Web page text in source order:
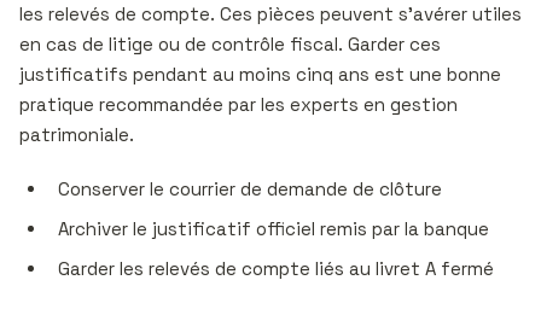
les relevés de compte. Ces pièces peuvent s’avérer utiles
en cas de litige ou de contrôle fiscal. Garder ces
justificatifs pendant au moins cinq ans est une bonne
pratique recommandée par les experts en gestion
patrimoniale.
Conserver le courrier de demande de clôture
Archiver le justificatif officiel remis par la banque
Garder les relevés de compte liés au livret A fermé